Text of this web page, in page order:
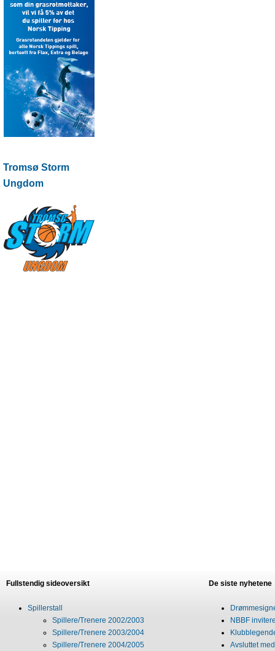
Tromsø Storm
Ungdom
Fullstendig sideoversikt
Spillerstall
Spillere/Trenere 2002/2003
Spillere/Trenere 2003/2004
Spillere/Trenere 2004/2005
De siste nyhetene
NBBF
Avsluttet